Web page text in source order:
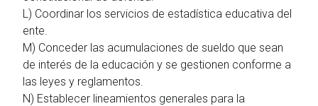
L) Coordinar los servicios de estadística educativa del
ente.
M) Conceder las acumulaciones de sueldo que sean
de interés de la educación y se gestionen conforme a
las leyes y reglamentos.
N) Establecer lineamientos generales para la